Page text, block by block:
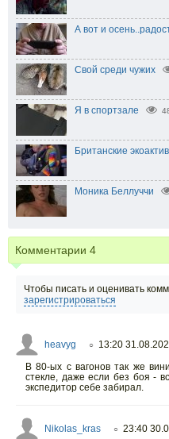
А вот и
Свой среди чужих
Я в спортзале
Британские
Моника Беллуччи
Комментарии 4
Чтобы писать и оценивать
зарегистрироваться
heavyg ○ 13:20
В 80-ых с вагонов так же
стекле, даже если без боя -
экспедитор себе забирал.
Nikolas_kras ○ 23:40